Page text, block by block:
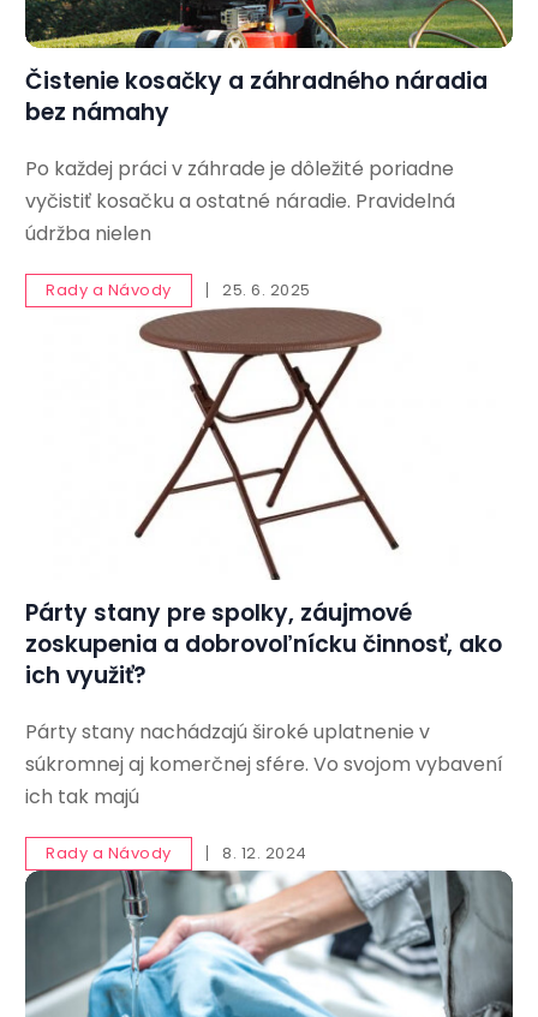
Čistenie kosačky a záhradného náradia
bez námahy
Po každej práci v záhrade je dôležité poriadne
vyčistiť kosačku a ostatné náradie. Pravidelná
údržba nielen
Rady a Návody 25. 6. 2025
Párty stany pre spolky, záujmové
zoskupenia a dobrovoľnícku činnosť, ako
ich využiť?
Párty stany nachádzajú široké uplatnenie v
súkromnej aj komerčnej sfére. Vo svojom vybavení
ich tak majú
Rady a Návody 8. 12. 2024